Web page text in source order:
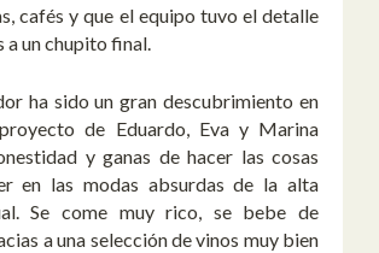
cafés y que el equipo tuvo el detalle
un chupito final.
ha sido un gran descubrimiento en
de Eduardo, Eva y Marina
y ganas de hacer las cosas
en las modas absurdas de la alta
Se come muy rico, se bebe de
a una selección de vinos muy bien